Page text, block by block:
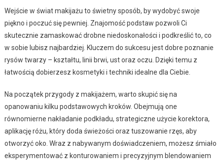
Wejście w świat makijażu to świetny sposób, by wydobyć swoje
piękno i poczuć się pewniej. Znajomość podstaw pozwoli Ci
skutecznie zamaskować drobne niedoskonałości i podkreślić to, co
w sobie lubisz najbardziej. Kluczem do sukcesu jest dobre poznanie
rysów twarzy – kształtu, linii brwi, ust oraz oczu. Dzięki temu z
łatwością dobierzesz kosmetyki i techniki idealne dla Ciebie.
Na początek przygody z makijażem, warto skupić się na
opanowaniu kilku podstawowych kroków. Obejmują one
równomierne nakładanie podkładu, strategiczne użycie korektora,
aplikację różu, który doda świeżości oraz tuszowanie rzęs, aby
otworzyć oko. Wraz z nabywanym doświadczeniem, możesz śmiało
eksperymentować z konturowaniem i precyzyjnym blendowaniem